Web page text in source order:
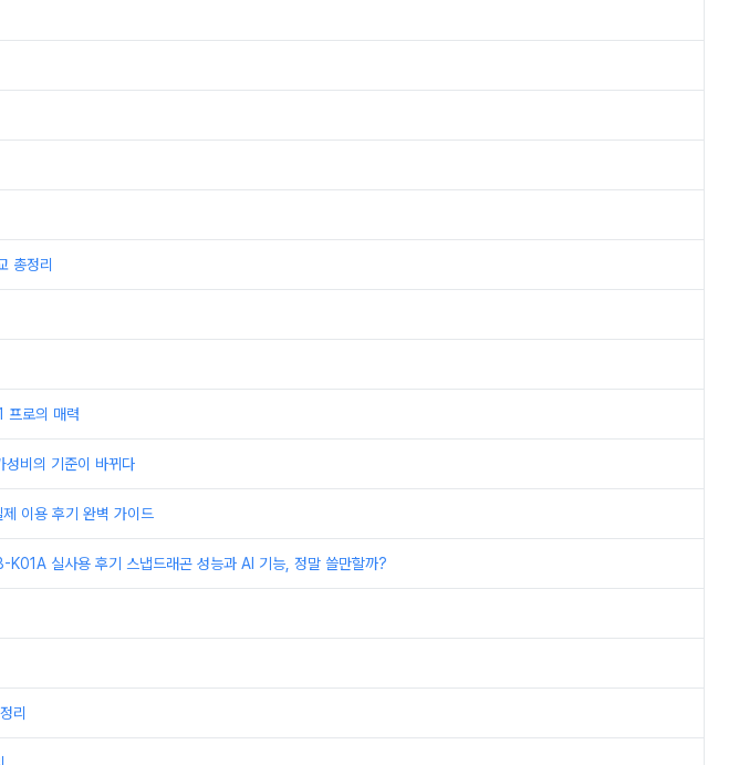
총정리
프로의 매력
비의 기준이 바뀌다
이용 후기 완벽 가이드
실사용 후기 스냅드래곤 성능과 AI 기능, 정말 쓸만할까?
리